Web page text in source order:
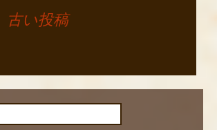
ビゲーショ
古い投稿